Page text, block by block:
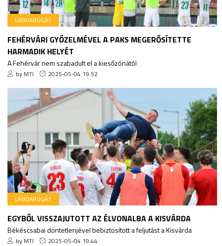
LABDARÚGÁS
FEHÉRVÁRI GYŐZELMÉVEL A PAKS MEGERŐSÍTETTE
HARMADIK HELYÉT
A Fehérvár nem szabadult el a kiesőzónától
by MTI 2025-05-04 19:52
LABDARÚGÁS
EGYBŐL VISSZAJUTOTT AZ ÉLVONALBA A KISVÁRDA
Békéscsabai döntetlenjével bebiztosított a feljutást a Kisvárda
by MTI 2025-05-04 19:44